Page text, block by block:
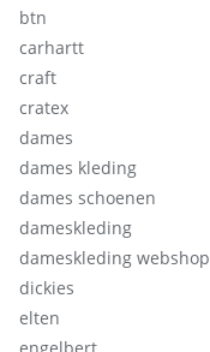
btn
carhartt
craft
cratex
dames
dames kleding
dames schoenen
dameskleding
dameskleding webshop
dickies
elten